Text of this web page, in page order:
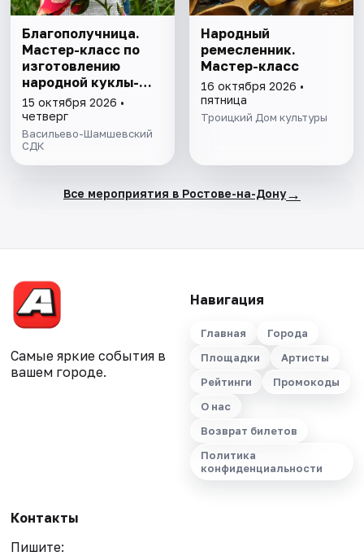
Благополучница.
Мастер-класс по
изготовлению
народной куклы-
оберега
15 октября 2026 •
четверг
Васильево-Шамшевский
СДК
Народный
ремесленник.
Мастер-класс
16 октября 2026 •
пятница
Троицкий Дом культуры
Все мероприятия в Ростове-на-Дону→
Самые яркие события в
вашем городе.
Навигация
Главная
Города
Площадки
Артисты
Рейтинги
Промокоды
О нас
Возврат билетов
Политика
конфиденциальности
Контакты
Пишите: